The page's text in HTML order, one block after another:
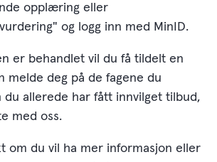
opplæring eller
og logg inn med MinID.
er behandlet vil du få tildelt en
melde deg på de fagene du
du allerede har fått innvilget tilbud,
med oss.
om du vil ha mer informasjon eller